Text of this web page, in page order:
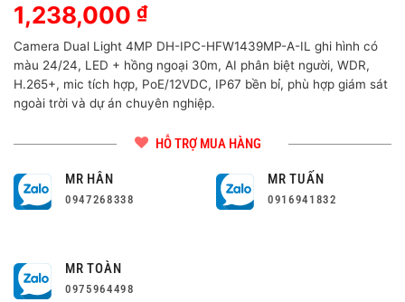
1,238,000 ₫
Camera Dual Light 4MP DH-IPC-HFW1439MP-A-IL ghi hình có
màu 24/24, LED + hồng ngoại 30m, AI phân biệt người, WDR,
H.265+, mic tích hợp, PoE/12VDC, IP67 bền bỉ, phù hợp giám sát
ngoài trời và dự án chuyên nghiệp.
HỖ TRỢ MUA HÀNG
MR HÂN
0947268338
MR TUẤN
0916941832
MR TOÀN
0975964498